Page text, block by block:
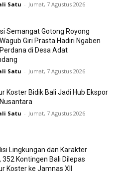
Satu - Jumat, 7 Agustus 2026
Semangat Gotong Royong
Giri Prasta Hadiri Ngaben
di Desa Adat
Satu - Jumat, 7 Agustus 2026
Koster Bidik Bali Jadi Hub Ekspor
Satu - Jumat, 7 Agustus 2026
Lingkungan dan Karakter
352 Kontingen Bali Dilepas
Koster ke Jamnas XII